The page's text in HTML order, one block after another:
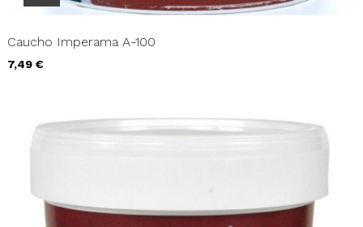
Caucho Imperama A-100
Precio
7,49 €